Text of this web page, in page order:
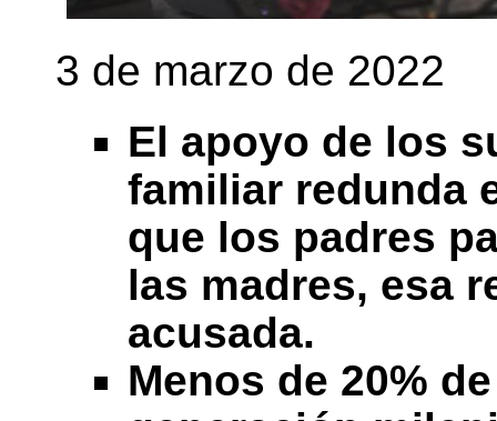
3 de marzo de 2022
El apoyo de los
familiar redunda
que los padres
las madres, esa
acusada.
Menos de 20%